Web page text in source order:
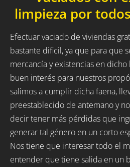
limpieza por
Efectuar vaciado de viviendas
bastante dificil, ya que para que
mercancía y existencias en
buen interés para nuestros
salimos a cumplir dicha faena,
preestablecido de antemano y
decir tener más pérdidas que
generar tal género en un corto
Nos tiene que interesar todo el
entender que tiene salida en un